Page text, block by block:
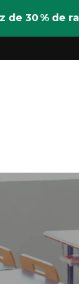
30 % de